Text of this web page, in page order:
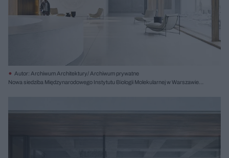
Autor: Archiwum Architektury/ Archiwum prywatne
Nowa siedziba Międzynarodowego Instytutu Biologii Molekularnej w Warszawie,